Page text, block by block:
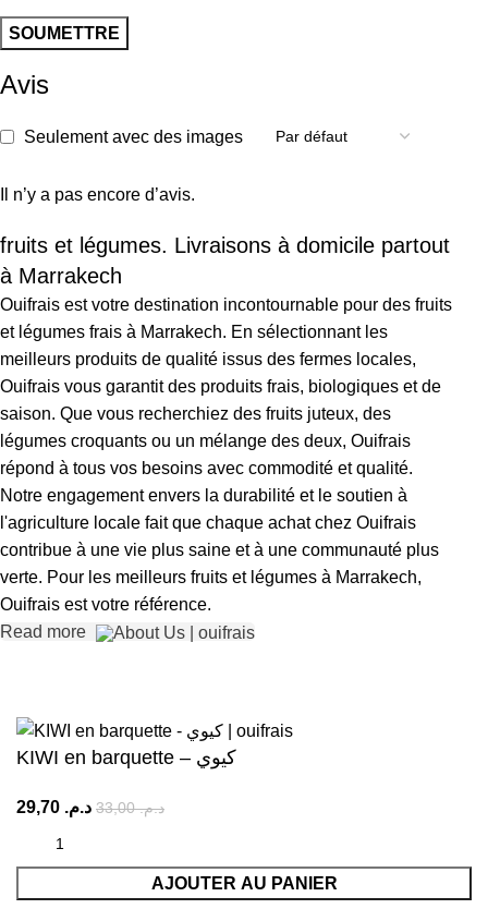
Avis
Seulement avec des images
Il n’y a pas encore d’avis.
fruits et légumes. Livraisons à domicile partout
à Marrakech
Ouifrais est votre destination incontournable pour des fruits
et légumes frais à Marrakech. En sélectionnant les
meilleurs produits de qualité issus des fermes locales,
Ouifrais vous garantit des produits frais, biologiques et de
saison. Que vous recherchiez des fruits juteux, des
légumes croquants ou un mélange des deux, Ouifrais
répond à tous vos besoins avec commodité et qualité.
Notre engagement envers la durabilité et le soutien à
l'agriculture locale fait que chaque achat chez Ouifrais
contribue à une vie plus saine et à une communauté plus
verte. Pour les meilleurs fruits et légumes à Marrakech,
Ouifrais est votre référence.
Read more
KIWI en barquette – كيوي
د.م.33,00 د.م.
AJOUTER AU PANIER